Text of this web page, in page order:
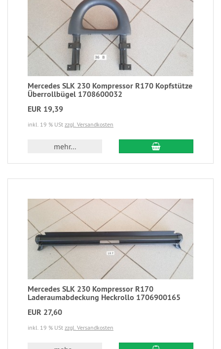
Mercedes SLK 230 Kompressor R170 Kopfstütze
Überrollbügel 1708600032
EUR 19,39
inkl. 19 % USt zzgl. Versandkosten
mehr...
Mercedes SLK 230 Kompressor R170
Laderaumabdeckung Heckrollo 1706900165
EUR 27,60
inkl. 19 % USt zzgl. Versandkosten